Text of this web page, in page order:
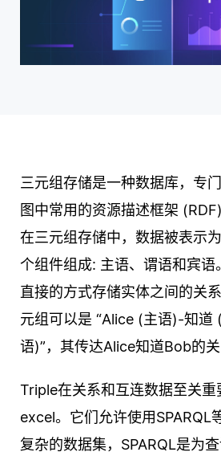
三元组存储是一种数据库，专
图中常用的资源描述框架
在三元组存储中，数据被表示
个组件组成: 主语、谓语和宾语
直接的方式存储实体之间的关
元组可以是 “Alice (主语)-知道
语)”，其传达Alice知道Bob的关
Triple在关系和互连数据至关重
excel。它们允许使用SPARQL
复杂的数据集，SPARQL是为